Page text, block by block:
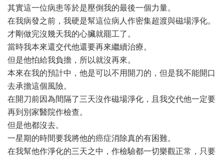
其實這一位病患等於是壓倒我的最後一個力量。
在我病發之前，我硬是幫這位病人作密集超渡與磁場淨化。
才剛做完沒幾天我的心臟就罷工了。
當時我本來還交代他還要再來繼續治療。
但是他怕給我負擔，所以就沒再來。
本來在我的預計中，他是可以不用開刀的，但是我不能開口
去承擔這個風險。
在開刀前因為間隔了三天沒作磁場淨化，且我交代他一定要
再到別家醫院作檢查。
但是他都沒去。
一星期的時間要我將他的癌症消除真的有困難。
在我幫他作淨化的三天之中，作檢驗都一切樂觀正常，只要